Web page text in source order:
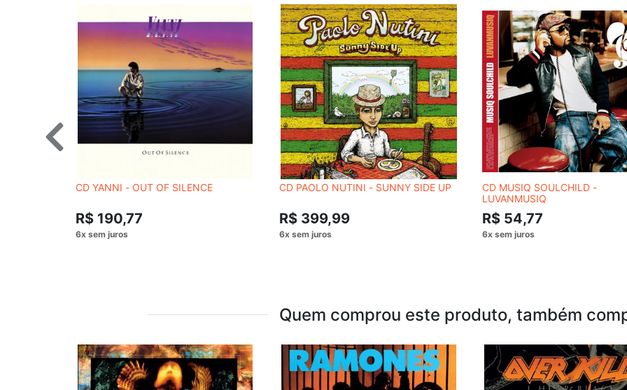
CD YANNI - OUT OF SILENCE
R$ 190,77
CD PAOLO NUTINI - SUNNY SIDE UP
R$ 399,99
CD MUSIQ SOULCHILD -
LUVANMUSIQ
R$ 54,77
Quem comprou este produto, também